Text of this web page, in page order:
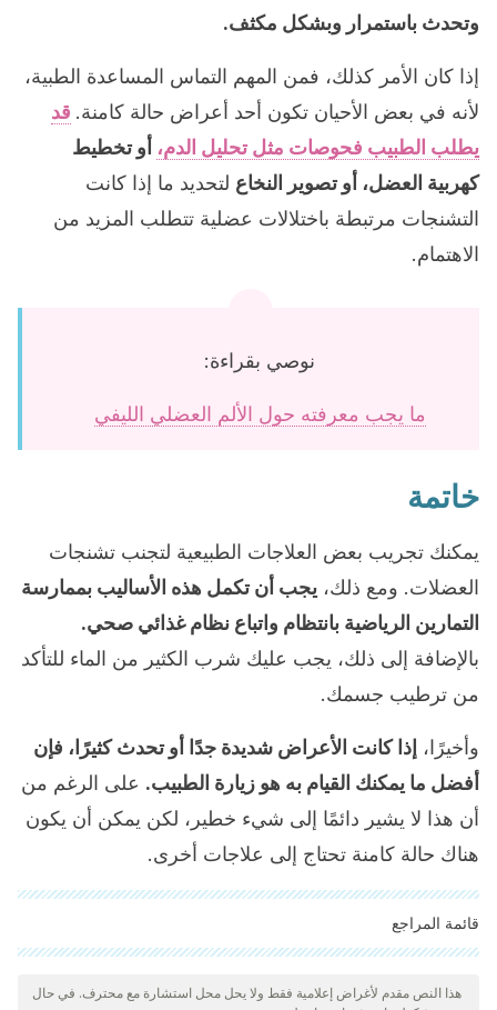
وتحدث باستمرار وبشكل مكثف.
إذا كان الأمر كذلك، فمن المهم التماس المساعدة الطبية،
لأنه في بعض الأحيان تكون أحد أعراض حالة كامنة. قد
يطلب الطبيب فحوصات مثل تحليل الدم، أو تخطيط
كهربية العضل، أو تصوير النخاع لتحديد ما إذا كانت
التشنجات مرتبطة باختلالات عضلية تتطلب المزيد من
الاهتمام.
نوصي بقراءة:
ما يجب معرفته حول الألم العضلي الليفي
خاتمة
يمكنك تجريب بعض العلاجات الطبيعية لتجنب تشنجات
العضلات. ومع ذلك، يجب أن تكمل هذه الأساليب بممارسة
التمارين الرياضية بانتظام واتباع نظام غذائي صحي.
بالإضافة إلى ذلك، يجب عليك شرب الكثير من الماء للتأكد
من ترطيب جسمك.
وأخيرًا، إذا كانت الأعراض شديدة جدًا أو تحدث كثيرًا، فإن
أفضل ما يمكنك القيام به هو زيارة الطبيب. على الرغم من
أن هذا لا يشير دائمًا إلى شيء خطير، لكن يمكن أن يكون
هناك حالة كامنة تحتاج إلى علاجات أخرى.
قائمة المراجع
"تمت مراجعة جميع المصادر المذكورة بعناية شديدة من قبل فريقنا
لضمان جودتها وموثوقيتها وتحديثها وصحتها. تم اعتبار الببليوغرافيا لهذه
هذا النص مقدم لأغراض إعلامية فقط ولا يحل محل استشارة مع محترف. في حال